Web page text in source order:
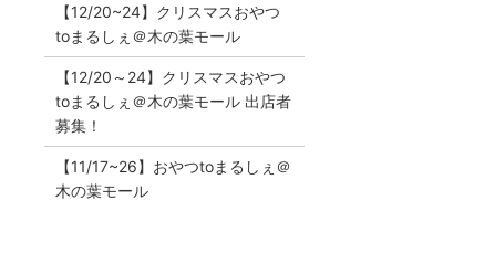
【12/20~24】クリスマスおやつ
toまるしぇ＠木の葉モール
【12/20～24】クリスマスおやつ
toまるしぇ＠木の葉モール 出店者
募集！
【11/17~26】おやつtoまるしぇ＠
木の葉モール